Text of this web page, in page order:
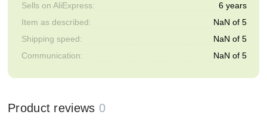
Sells on AliExpress:
6 years
Item as described:
NaN of 5
Shipping speed:
NaN of 5
Communication:
NaN of 5
Product reviews 0